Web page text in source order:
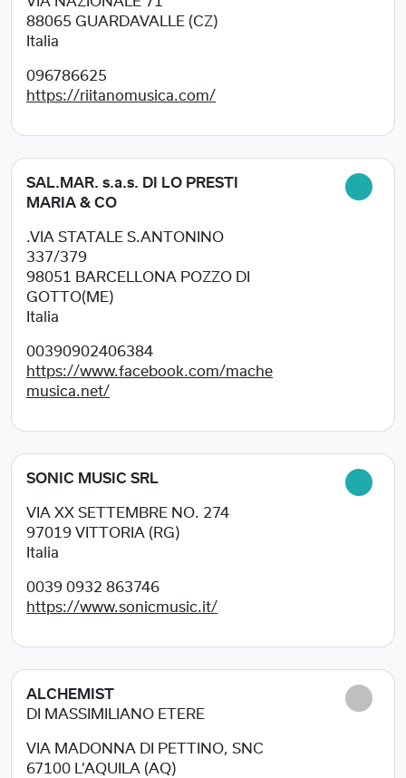
88065 GUARDAVALLE (CZ)
Italia
096786625
https://riitanomusica.com/
SAL.MAR. s.a.s. DI LO PRESTI
MARIA & CO
.VIA STATALE S.ANTONINO
337/379
98051
BARCELLONA POZZO DI
GOTTO(ME)
Italia
00390902406384
https://www.facebook.com/mache
musica.net/
SONIC MUSIC SRL
VIA XX SETTEMBRE NO. 274
97019 VITTORIA (RG)
Italia
0039 0932 863746
https://www.sonicmusic.it/
ALCHEMIST
DI MASSIMILIANO ETERE
VIA MADONNA DI PETTINO, SNC
67100
L'AQUILA (AQ)